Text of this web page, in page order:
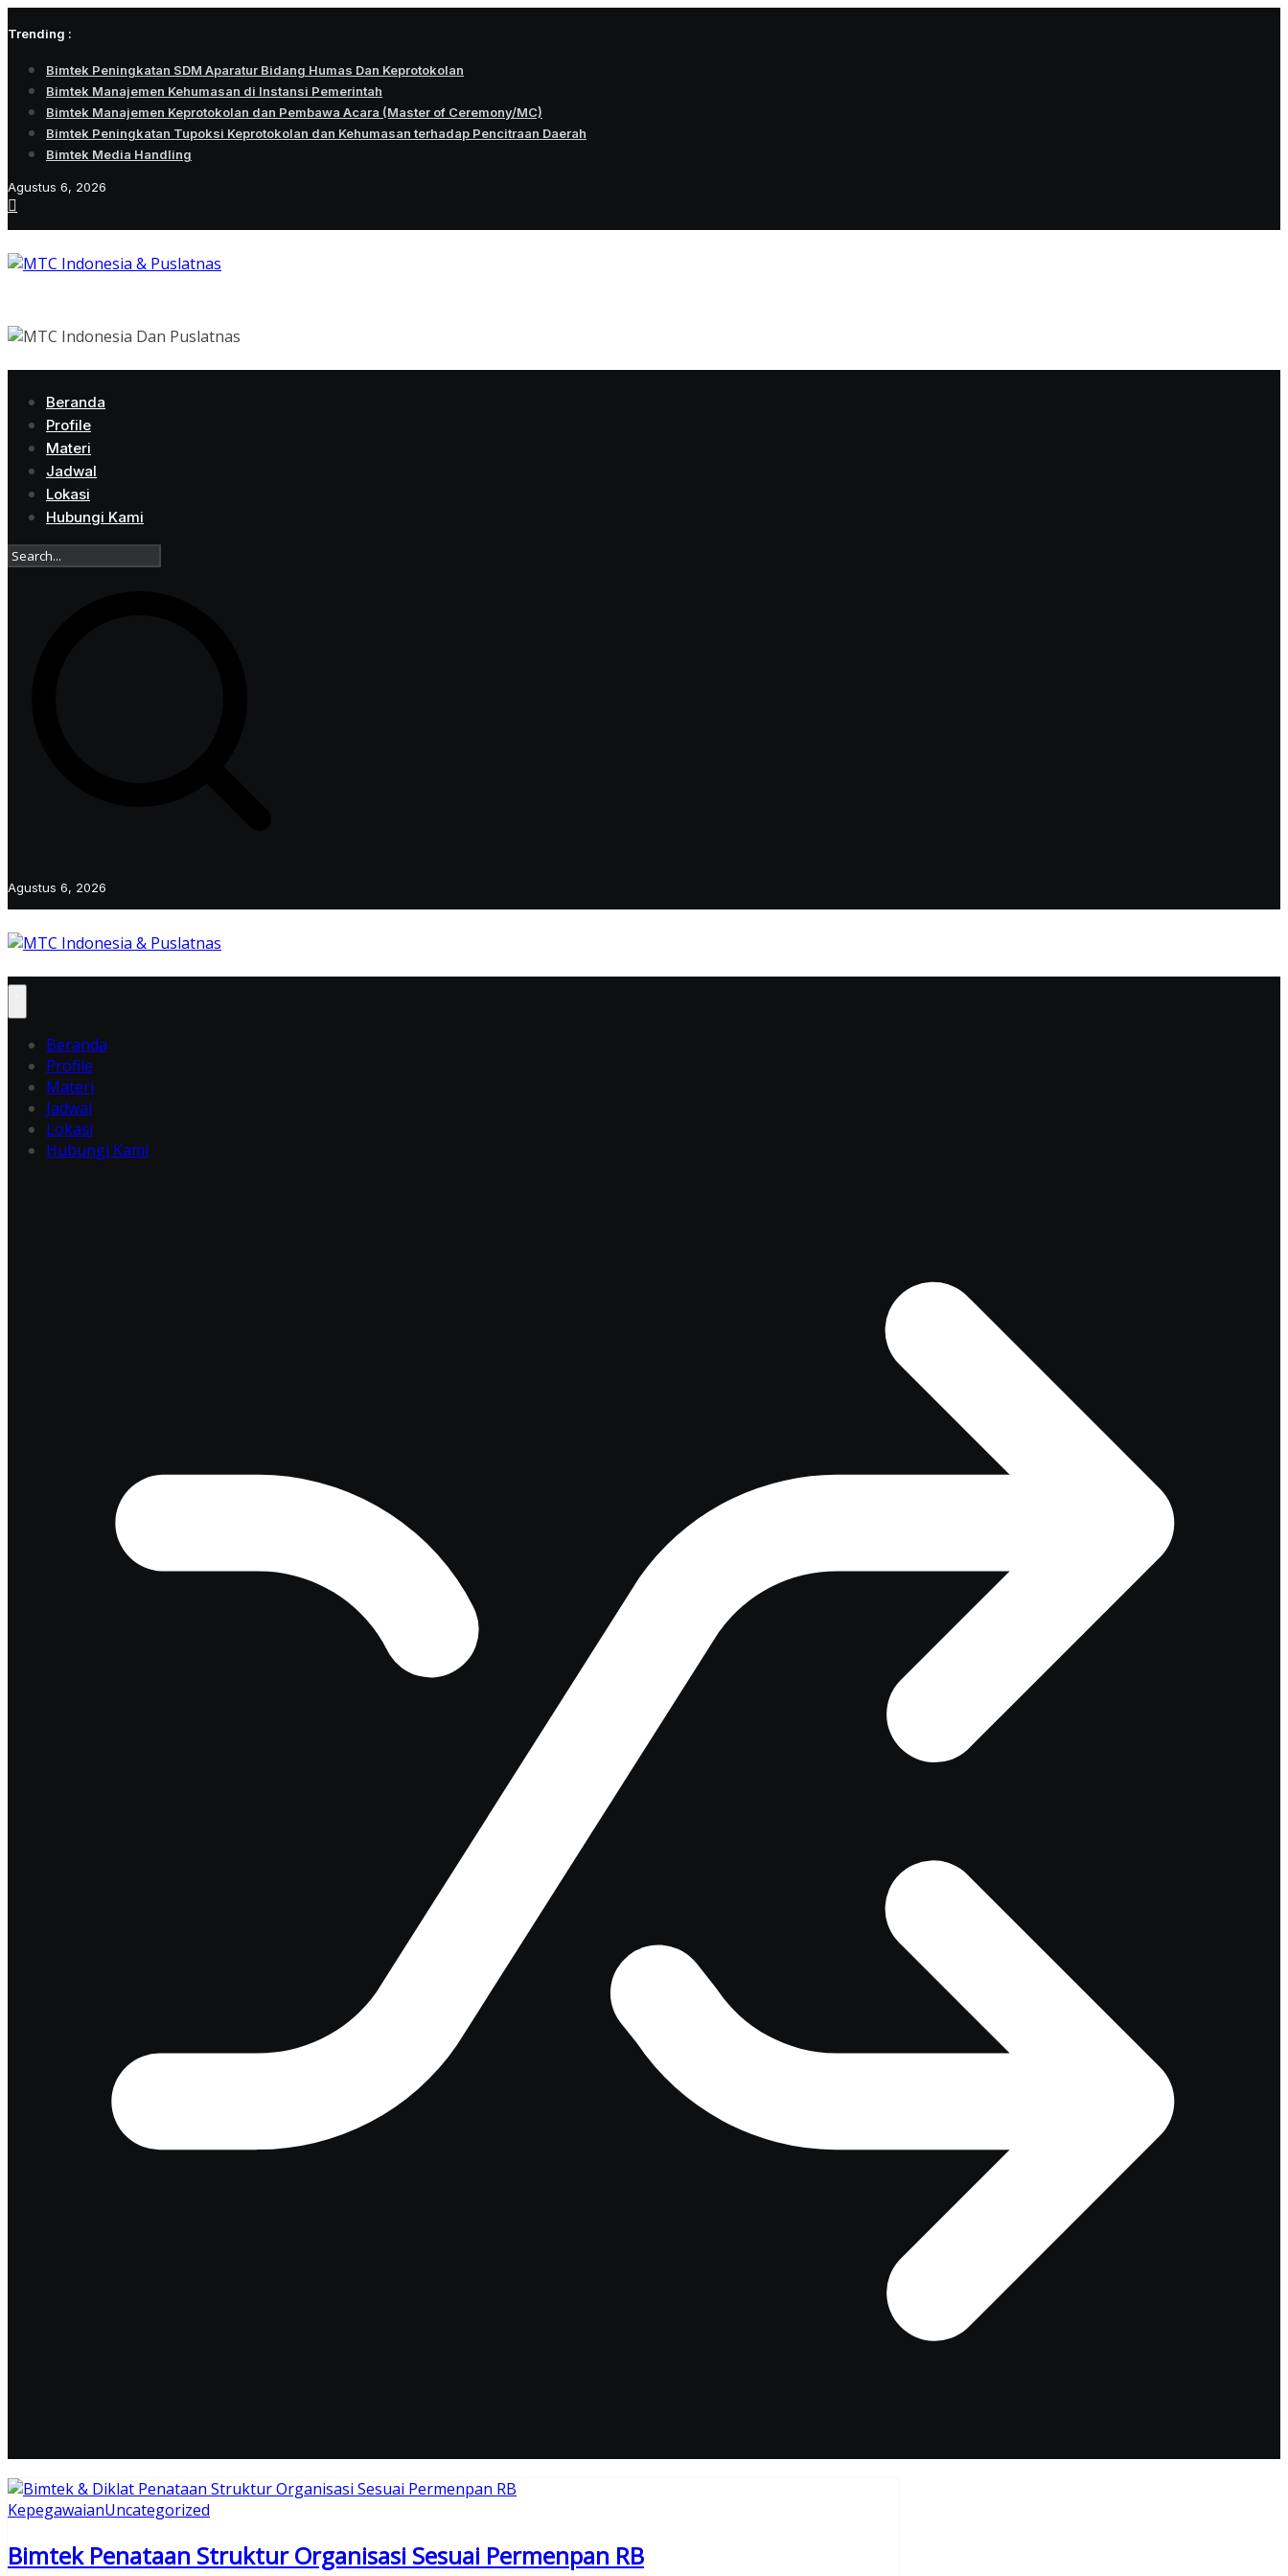
to
Trending :
Bimtek Peningkatan SDM Aparatur Bidang Humas Dan Keprotokolan
Bimtek Manajemen Kehumasan di Instansi Pemerintah
Bimtek Manajemen Keprotokolan dan Pembawa Acara (Master of Ceremony/MC)
Bimtek Peningkatan Tupoksi Keprotokolan dan Kehumasan terhadap Pencitraan Daerah
Bimtek Media Handling
Agustus 6, 2026
Beranda
Profile
Materi
Jadwal
Lokasi
Hubungi Kami
Agustus 6, 2026
Beranda
Profile
Materi
Jadwal
Lokasi
Hubungi Kami
KepegawaianUncategorized
Bimtek Penataan Struktur Organisasi Sesuai Permenpan RB